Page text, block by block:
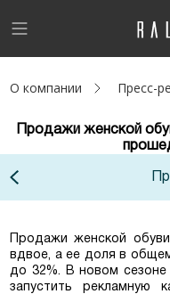
!
Новинки
Женщинам
Мужчинам
Капсула
Возникли вопросы? -
О компании Пресс-
Продажи женской
Продажи женской обуви
вдвое, а ее доля в
до 32%. В новом сезоне
запустить рекламную